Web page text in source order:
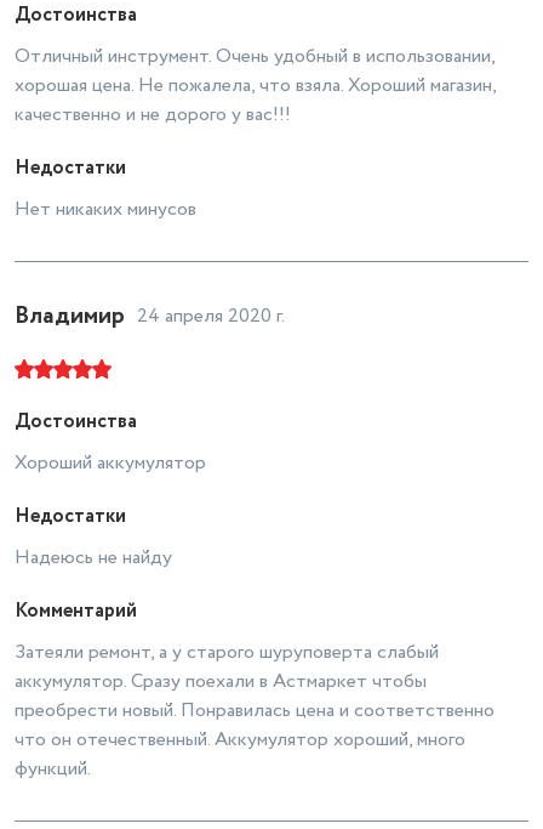
Вид
Тормоз двигателя
есть
Тип инструмента
безударная дрель-шуруповерт
Питание
Возможности
регулировка частоты вращения
Съемный аккумулятор
есть
Приспособления
Дополнительный аккумулятор
Достоинства
Отличный инструмент. Очень удобный в использовании,
хорошая цена. Не пожалела, что взяла. Хороший магазин,
качественно и не дорого у вас!!!
Недостатки
Нет никаких минусов
Владимир 24 апреля 2020 г.
Достоинства
Хороший аккумулятор
Недостатки
Надеюсь не найду
Комментарий
Затеяли ремонт, а у старого шуруповерта слабый
аккумулятор. Сразу поехали в Астмаркет чтобы
преобрести новый. Понравилась цена и соответственно
что он отечественный. Аккумулятор хороший, много
функций.